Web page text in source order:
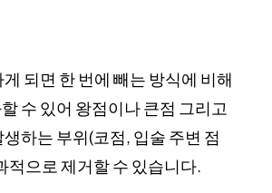
되면 한 번에 빼는 방식에 비해
수 있어 왕점이나 큰점 그리고
하는 부위(코점, 입술 주변 점
적으로 제거할 수 있습니다.